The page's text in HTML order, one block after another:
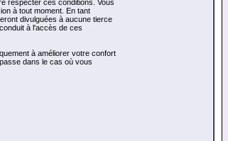
respecter ces conditions. Vous
à tout moment. En tant
divulguées à aucune tierce
à l'accès de ces
à améliorer votre confort
dans le cas où vous